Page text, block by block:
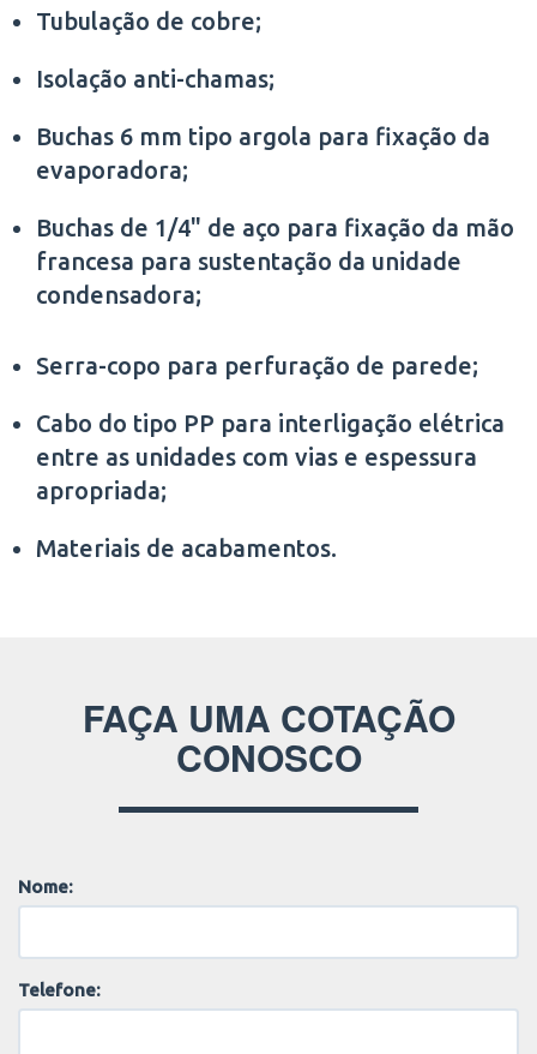
Tubulação de cobre;
Isolação anti-chamas;
Buchas 6 mm tipo argola para fixação da
evaporadora;
Buchas de 1/4" de aço para fixação da mão
francesa para sustentação da unidade
condensadora;
Serra-copo para perfuração de parede;
Cabo do tipo PP para interligação elétrica
entre as unidades com vias e espessura
apropriada;
Materiais de acabamentos.
FAÇA UMA COTAÇÃO
CONOSCO
Nome:
Telefone: